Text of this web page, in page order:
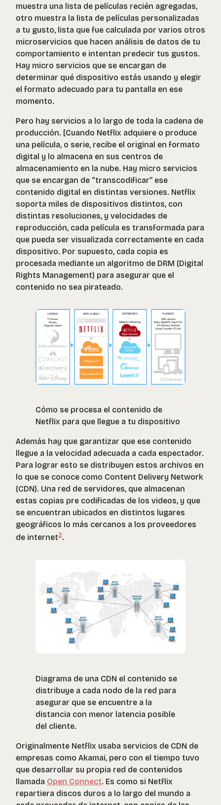
muestra una lista de películas recién agregadas,
otro muestra la lista de películas personalizadas
a tu gusto, lista que fue calculada por varios otros
microservicios que hacen análisis de datos de tu
comportamiento e intentan predecir tus gustos.
Hay micro servicios que se encargan de
determinar qué dispositivo estás usando y elegir
el formato adecuado para tu pantalla en ese
momento.
Pero hay servicios a lo largo de toda la cadena de
producción. [Cuando Netflix adquiere o produce
una película, o serie, recibe el original en formato
digital y lo almacena en sus centros de
almacenamiento en la nube. Hay micro servicios
que se encargan de “transcodificar” ese
contenido digital en distintas versiones. Netflix
soporta miles de dispositivos distintos, con
distintas resoluciones, y velocidades de
reproducción, cada película es transformada para
que pueda ser visualizada correctamente en cada
dispositivo. Por supuesto, cada copia es
procesada mediante un algoritmo de DRM (Digital
Rights Management) para asegurar que el
contenido no sea pirateado.
Cómo se procesa el contenido de
Netflix para que llegue a tu dispositivo
Además hay que garantizar que ese contenido
llegue a la velocidad adecuada a cada espectador.
Para lograr esto se distribuyen estos archivos en
lo que se conoce como Content Delivery Network
(CDN). Una red de servidores, que almacenan
estas copias pre codificadas de los videos, y que
se encuentran ubicados en distintos lugares
geográficos lo más cercanos a los proveedores
de internet2.
Diagrama de una CDN el contenido se
distribuye a cada nodo de la red para
asegurar que se encuentre a la
distancia con menor latencia posible
del cliente.
Originalmente Netflix usaba servicios de CDN de
empresas como Akamai, pero con el tiempo tuvo
que desarrollar su propia red de contenidos
llamada Open Connect. Es como si Netflix
repartiera discos duros a lo largo del mundo a